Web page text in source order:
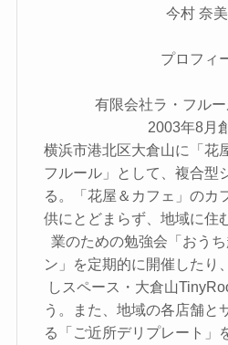
今村 奈
プロフィ
有限会社ラ・フル
2003年8月
横浜市港北区大倉山に「
フルール」として、複合型
る。「花屋＆カフェ」のカ
供にとどまらず、地域に住
業のための勉強会「おう
ン」を定期的に開催したり
しスペース・大倉山
う。また、地域の各店舗と
る「ご近所デリプレート」